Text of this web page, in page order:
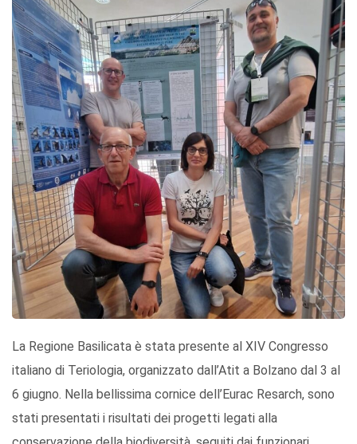
La Regione Basilicata è stata presente al XIV Congresso
italiano di Teriologia, organizzato dall’Atit a Bolzano dal 3 al
6 giugno. Nella bellissima cornice dell’Eurac Resarch, sono
stati presentati i risultati dei progetti legati alla